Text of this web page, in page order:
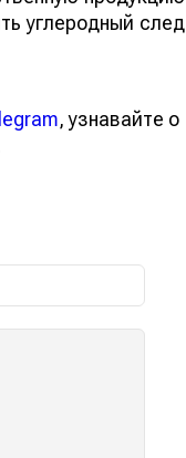
углеродный след
, узнавайте о